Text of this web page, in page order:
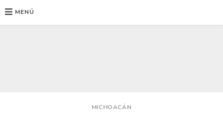
MENÚ
MICHOACÁN